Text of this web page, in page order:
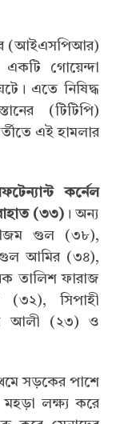
(আইএসপিআর)
গোয়েন্দা
এতে নিষিদ্ধ
(টিটিপি)
এই হামলার
কর্নেল
(৩৩)। অন্য
আজম গুল (৩৮),
আমির (৩৪),
তালিশ ফারাজ
(৩২), সিপাহী
আলী (২৩) ও
সড়কের পাশে
মহড়া লক্ষ্য করে